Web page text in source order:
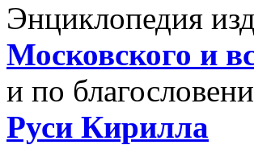
Энциклопедия
Московского и
и по
Руси Кирилла